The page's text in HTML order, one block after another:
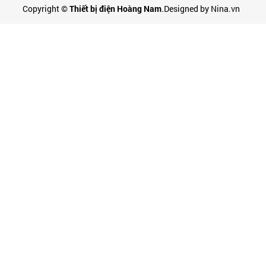
Copyright ©Thiết bị điện Hoàng Nam.Designed by Nina.vn